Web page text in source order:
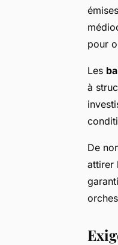
pour
Les
à
De
attirer